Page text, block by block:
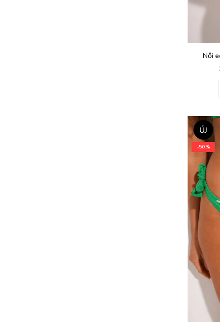
Női
ÚJ
-50%